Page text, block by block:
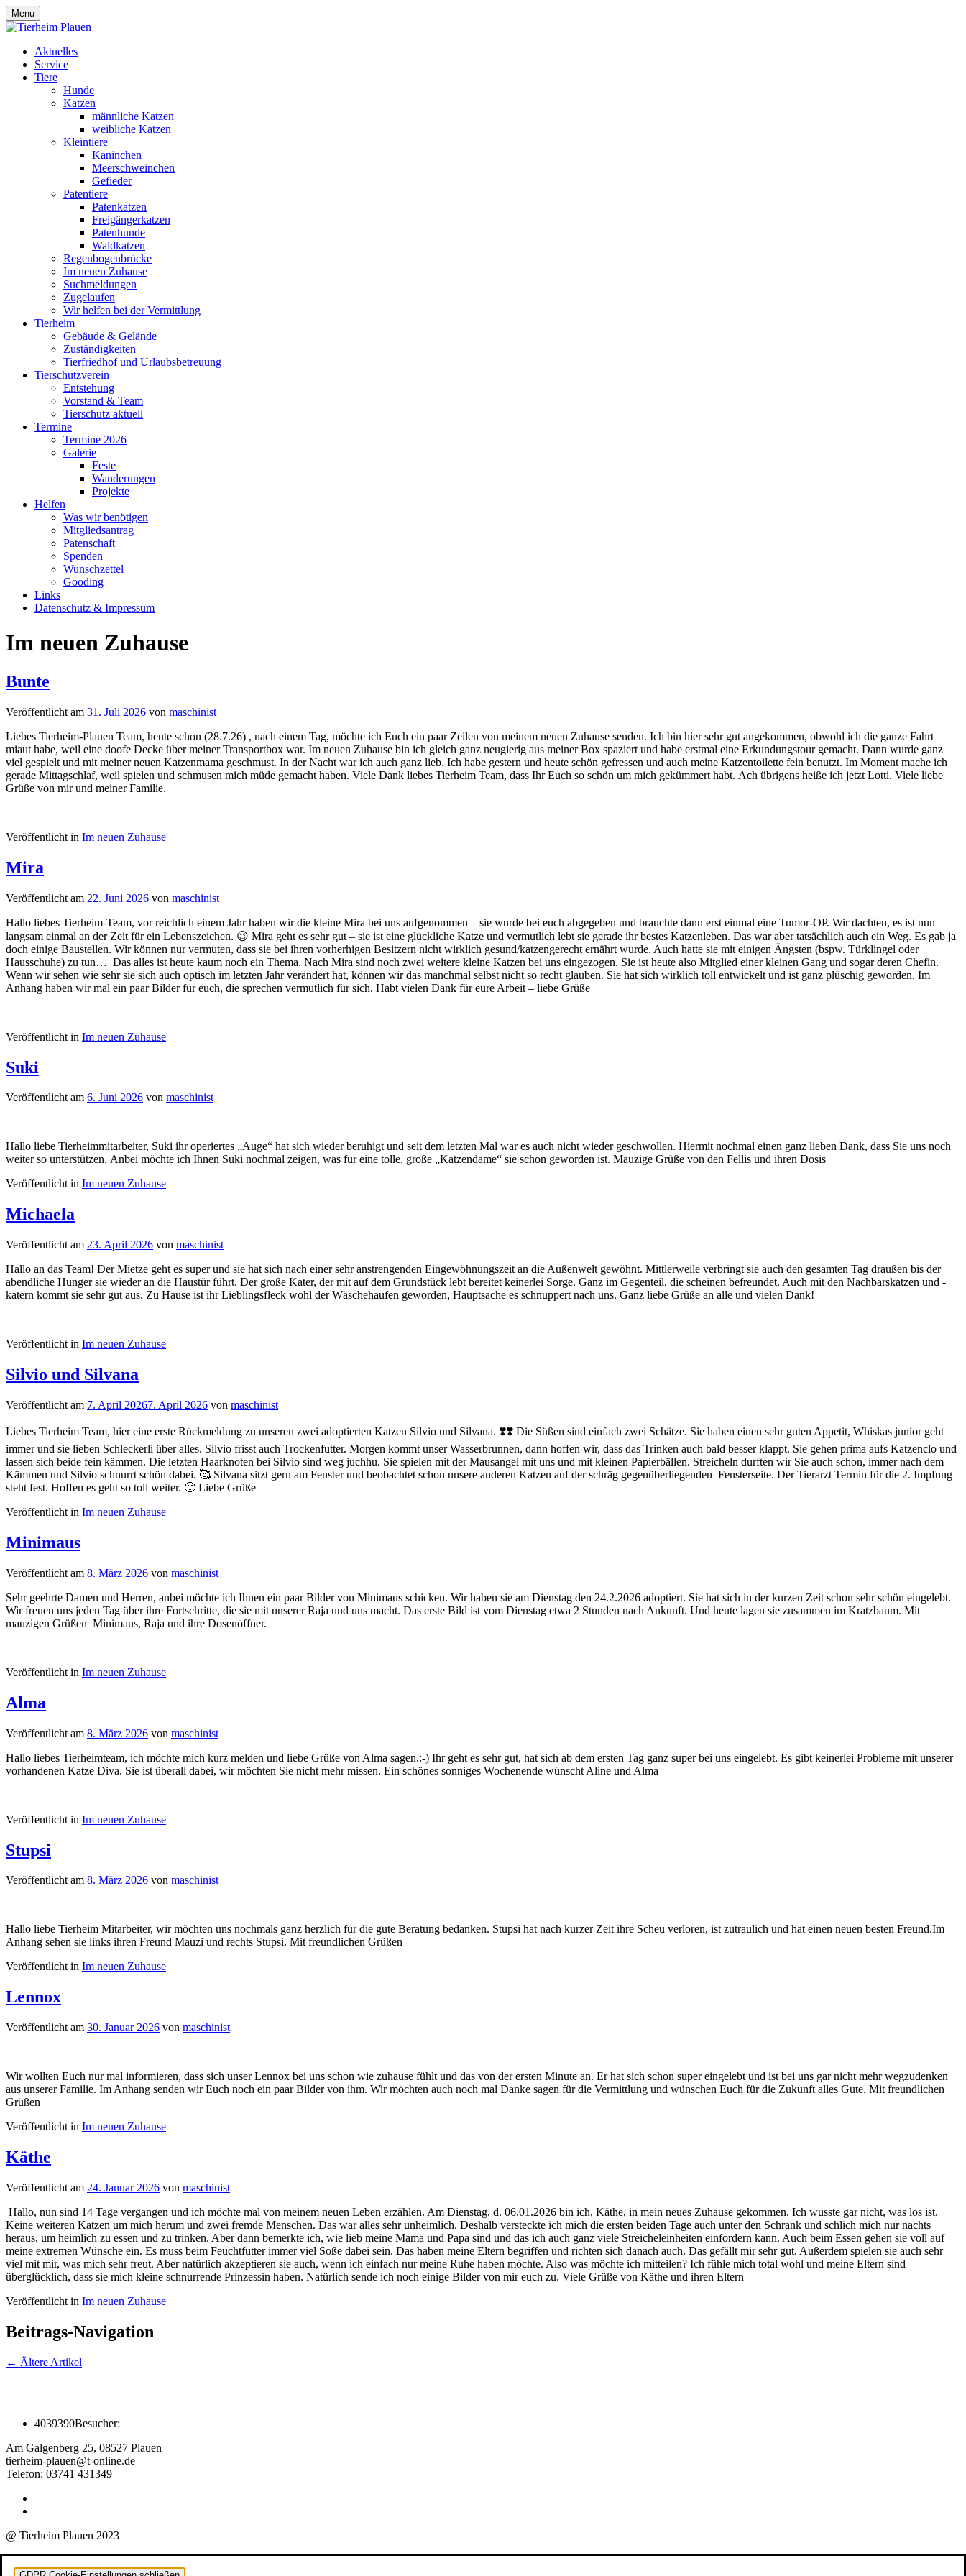
Menu
Aktuelles
Service
Tiere
Hunde
Katzen
männliche Katzen
weibliche Katzen
Kleintiere
Kaninchen
Meerschweinchen
Gefieder
Patentiere
Patenkatzen
Freigängerkatzen
Patenhunde
Waldkatzen
Regenbogenbrücke
Im neuen Zuhause
Suchmeldungen
Zugelaufen
Wir helfen bei der Vermittlung
Tierheim
Gebäude & Gelände
Zuständigkeiten
Tierfriedhof und Urlaubsbetreuung
Tierschutzverein
Entstehung
Vorstand & Team
Tierschutz aktuell
Termine
Termine 2026
Galerie
Feste
Wanderungen
Projekte
Helfen
Was wir benötigen
Mitgliedsantrag
Patenschaft
Spenden
Wunschzettel
Gooding
Links
Datenschutz & Impressum
Im neuen Zuhause
Bunte
Veröffentlicht am 31. Juli 2026 von maschinist
Liebes Tierheim-Plauen Team, heute schon (28.7.26) , nach einem Tag, möchte ich Euch ein paar Zeilen von meinem neuen Zuhause senden. Ich bin hier sehr gut angekommen, obwohl ich die ganze Fahrt
miaut habe, weil eine doofe Decke über meiner Transportbox war. Im neuen Zuhause bin ich gleich ganz neugierig aus meiner Box spaziert und habe erstmal eine Erkundungstour gemacht. Dann wurde ganz
viel gespielt und mit meiner neuen Katzenmama geschmust. In der Nacht war ich auch ganz lieb. Ich habe gestern und heute schön gefressen und auch meine Katzentoilette fein benutzt. Im Moment mache ich
gerade Mittagschlaf, weil spielen und schmusen mich müde gemacht haben. Viele Dank liebes Tierheim Team, dass Ihr Euch so schön um mich gekümmert habt. Ach übrigens heiße ich jetzt Lotti. Viele liebe
Grüße von mir und meiner Familie.
Veröffentlicht in Im neuen Zuhause
Mira
Veröffentlicht am 22. Juni 2026 von maschinist
Hallo liebes Tierheim-Team, vor reichlich einem Jahr haben wir die kleine Mira bei uns aufgenommen – sie wurde bei euch abgegeben und brauchte dann erst einmal eine Tumor-OP. Wir dachten, es ist nun
langsam einmal an der Zeit für ein Lebenszeichen. 😉 Mira geht es sehr gut – sie ist eine glückliche Katze und vermutlich lebt sie gerade ihr bestes Katzenleben. Das war aber tatsächlich auch ein Weg. Es gab ja
doch einige Baustellen. Wir können nur vermuten, dass sie bei ihren vorherhigen Besitzern nicht wirklich gesund/katzengerecht ernährt wurde. Auch hatte sie mit einigen Ängsten (bspw. Türklingel oder
Hausschuhe) zu tun… Das alles ist heute kaum noch ein Thema. Nach Mira sind noch zwei weitere kleine Katzen bei uns eingezogen. Sie ist heute also Mitglied einer kleinen Gang und sogar deren Chefin.
Wenn wir sehen wie sehr sie sich auch optisch im letzten Jahr verändert hat, können wir das manchmal selbst nicht so recht glauben. Sie hat sich wirklich toll entwickelt und ist ganz plüschig geworden. Im
Anhang haben wir mal ein paar Bilder für euch, die sprechen vermutlich für sich. Habt vielen Dank für eure Arbeit – liebe Grüße
Veröffentlicht in Im neuen Zuhause
Suki
Veröffentlicht am 6. Juni 2026 von maschinist
Hallo liebe Tierheimmitarbeiter, Suki ihr operiertes „Auge“ hat sich wieder beruhigt und seit dem letzten Mal war es auch nicht wieder geschwollen. Hiermit nochmal einen ganz lieben Dank, dass Sie uns noch
weiter so unterstützen. Anbei möchte ich Ihnen Suki nochmal zeigen, was für eine tolle, große „Katzendame“ sie schon geworden ist. Mauzige Grüße von den Fellis und ihren Dosis
Veröffentlicht in Im neuen Zuhause
Michaela
Veröffentlicht am 23. April 2026 von maschinist
Hallo an das Team! Der Mietze geht es super und sie hat sich nach einer sehr anstrengenden Eingewöhnungszeit an die Außenwelt gewöhnt. Mittlerweile verbringt sie auch den gesamten Tag draußen bis der
abendliche Hunger sie wieder an die Haustür führt. Der große Kater, der mit auf dem Grundstück lebt bereitet keinerlei Sorge. Ganz im Gegenteil, die scheinen befreundet. Auch mit den Nachbarskatzen und -
katern kommt sie sehr gut aus. Zu Hause ist ihr Lieblingsfleck wohl der Wäschehaufen geworden, Hauptsache es schnuppert nach uns. Ganz liebe Grüße an alle und vielen Dank!
Veröffentlicht in Im neuen Zuhause
Silvio und Silvana
Veröffentlicht am 7. April 20267. April 2026 von maschinist
Liebes Tierheim Team, hier eine erste Rückmeldung zu unseren zwei adoptierten Katzen Silvio und Silvana. ❣️❣️ Die Süßen sind einfach zwei Schätze. Sie haben einen sehr guten Appetit, Whiskas junior geht
immer und sie lieben Schleckerli über alles. Silvio frisst auch Trockenfutter. Morgen kommt unser Wasserbrunnen, dann hoffen wir, dass das Trinken auch bald besser klappt. Sie gehen prima aufs Katzenclo und
lassen sich beide fein kämmen. Die letzten Haarknoten bei Silvio sind weg juchhu. Sie spielen mit der Mausangel mit uns und mit kleinen Papierbällen. Streicheln durften wir Sie auch schon, immer nach dem
Kämmen und Silvio schnurrt schön dabei. 🥰 Silvana sitzt gern am Fenster und beobachtet schon unsere anderen Katzen auf der schräg gegenüberliegenden Fensterseite. Der Tierarzt Termin für die 2. Impfung
steht fest. Hoffen es geht so toll weiter. 🙂 Liebe Grüße
Veröffentlicht in Im neuen Zuhause
Minimaus
Veröffentlicht am 8. März 2026 von maschinist
Sehr geehrte Damen und Herren, anbei möchte ich Ihnen ein paar Bilder von Minimaus schicken. Wir haben sie am Dienstag den 24.2.2026 adoptiert. Sie hat sich in der kurzen Zeit schon sehr schön eingelebt.
Wir freuen uns jeden Tag über ihre Fortschritte, die sie mit unserer Raja und uns macht. Das erste Bild ist vom Dienstag etwa 2 Stunden nach Ankunft. Und heute lagen sie zusammen im Kratzbaum. Mit
mauzigen Grüßen Minimaus, Raja und ihre Dosenöffner.
Veröffentlicht in Im neuen Zuhause
Alma
Veröffentlicht am 8. März 2026 von maschinist
Hallo liebes Tierheimteam, ich möchte mich kurz melden und liebe Grüße von Alma sagen.:-) Ihr geht es sehr gut, hat sich ab dem ersten Tag ganz super bei uns eingelebt. Es gibt keinerlei Probleme mit unserer
vorhandenen Katze Diva. Sie ist überall dabei, wir möchten Sie nicht mehr missen. Ein schönes sonniges Wochenende wünscht Aline und Alma
Veröffentlicht in Im neuen Zuhause
Stupsi
Veröffentlicht am 8. März 2026 von maschinist
Hallo liebe Tierheim Mitarbeiter, wir möchten uns nochmals ganz herzlich für die gute Beratung bedanken. Stupsi hat nach kurzer Zeit ihre Scheu verloren, ist zutraulich und hat einen neuen besten Freund.Im
Anhang sehen sie links ihren Freund Mauzi und rechts Stupsi. Mit freundlichen Grüßen
Veröffentlicht in Im neuen Zuhause
Lennox
Veröffentlicht am 30. Januar 2026 von maschinist
Wir wollten Euch nur mal informieren, dass sich unser Lennox bei uns schon wie zuhause fühlt und das von der ersten Minute an. Er hat sich schon super eingelebt und ist bei uns gar nicht mehr wegzudenken
aus unserer Familie. Im Anhang senden wir Euch noch ein paar Bilder von ihm. Wir möchten auch noch mal Danke sagen für die Vermittlung und wünschen Euch für die Zukunft alles Gute. Mit freundlichen
Grüßen
Veröffentlicht in Im neuen Zuhause
Käthe
Veröffentlicht am 24. Januar 2026 von maschinist
Hallo, nun sind 14 Tage vergangen und ich möchte mal von meinem neuen Leben erzählen. Am Dienstag, d. 06.01.2026 bin ich, Käthe, in mein neues Zuhause gekommen. Ich wusste gar nicht, was los ist.
Keine weiteren Katzen um mich herum und zwei fremde Menschen. Das war alles sehr unheimlich. Deshalb versteckte ich mich die ersten beiden Tage auch unter den Schrank und schlich mich nur nachts
heraus, um heimlich zu essen und zu trinken. Aber dann bemerkte ich, wie lieb meine Mama und Papa sind und das ich auch ganz viele Streicheleinheiten einfordern kann. Auch beim Essen gehen sie voll auf
meine extremen Wünsche ein. Es muss beim Feuchtfutter immer viel Soße dabei sein. Das haben meine Eltern begriffen und richten sich danach auch. Das gefällt mir sehr gut. Außerdem spielen sie auch sehr
viel mit mir, was mich sehr freut. Aber natürlich akzeptieren sie auch, wenn ich einfach nur meine Ruhe haben möchte. Also was möchte ich mitteilen? Ich fühle mich total wohl und meine Eltern sind
überglücklich, dass sie mich kleine schnurrende Prinzessin haben. Natürlich sende ich noch einige Bilder von mir euch zu. Viele Grüße von Käthe und ihren Eltern
Veröffentlicht in Im neuen Zuhause
Beitrags-Navigation
← Ältere Artikel
4039390Besucher:
Am Galgenberg 25, 08527 Plauen
tierheim-plauen@t-online.de
Telefon: 03741 431349
@ Tierheim Plauen 2023